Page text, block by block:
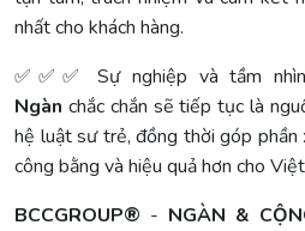
nhất cho khách hàng.
✅✅✅ Sự nghiệp và tầm
Ngàn chắc chắn sẽ tiếp tục là
hệ luật sư trẻ, đồng thời góp
công bằng và hiệu quả hơn cho
BCCGROUP® - NGÀN &